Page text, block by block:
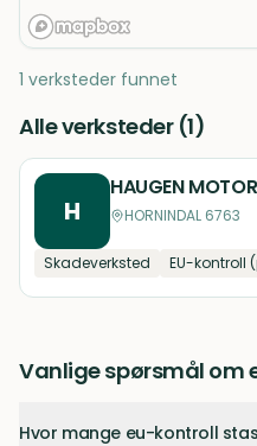
1 verksteder funnet
Alle verksteder (1)
H
HAUGEN
HORNINDAL 6763
Skadeverksted EU-kontroll
Vanlige spørsmål om
Hvor mange eu-kontroll